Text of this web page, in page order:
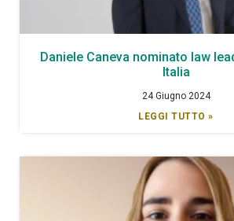
Daniele Caneva nominato law
Italia
24 Giugno 2024
LEGGI TUTTO »